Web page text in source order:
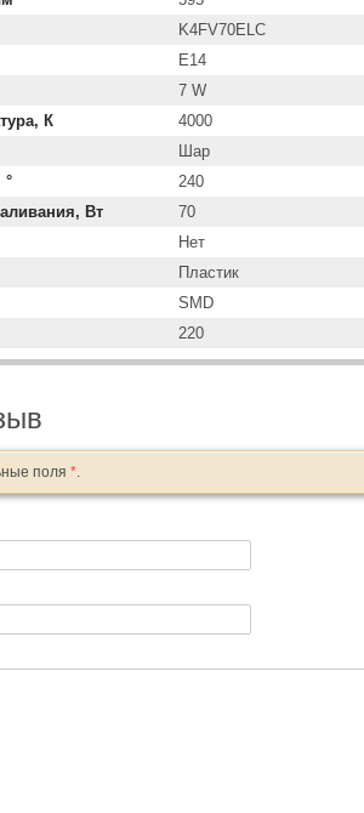
K4FV70ELC
E14
7 W
К
4000
Шар
°
240
Вт
70
Нет
Пластик
SMD
220
поля *.